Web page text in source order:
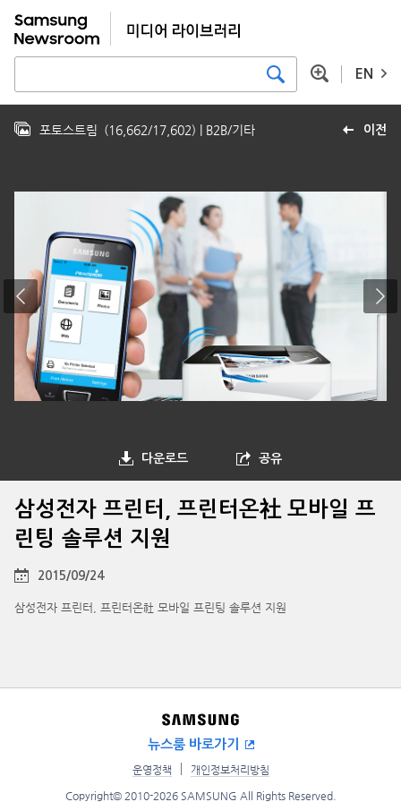
EN
이전
포토스트림 (16,662/17,602) | B2B/기타
다운로드 공유
삼성전자 프린터, 프린터온社 모바일 프
린팅 솔루션 지원
2015/09/24
삼성전자 프린터, 프린터온社 모바일 프린팅 솔루션 지원
뉴스룸 바로가기
운영정책 개인정보처리방침
Copyright© 2010-2026 SAMSUNG All Rights Reserved.